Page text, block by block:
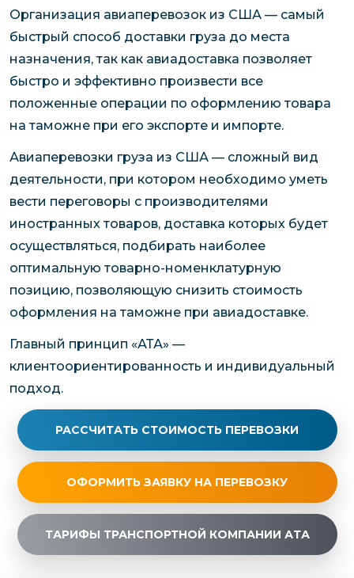
Организация авиаперевозок из США — самый
быстрый способ доставки груза до места
назначения, так как авиадоставка позволяет
быстро и эффективно произвести все
положенные операции по оформлению товара
на таможне при его экспорте и импорте.
Авиаперевозки груза из США — сложный вид
деятельности, при котором необходимо уметь
вести переговоры с производителями
иностранных товаров, доставка которых будет
осуществляться, подбирать наиболее
оптимальную товарно-номенклатурную
позицию, позволяющую снизить стоимость
оформления на таможне при авиадоставке.
Главный принцип «АТА» —
клиентоориентированность и индивидуальный
подход.
РАССЧИТАТЬ СТОИМОСТЬ ПЕРЕВОЗКИ
ОФОРМИТЬ ЗАЯВКУ НА ПЕРЕВОЗКУ
ТАРИФЫ ТРАНСПОРТНОЙ КОМПАНИИ АТА